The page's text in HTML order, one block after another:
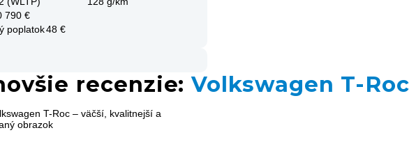
790 €
poplatok48 €
recenzie:Volkswagen T-Roc